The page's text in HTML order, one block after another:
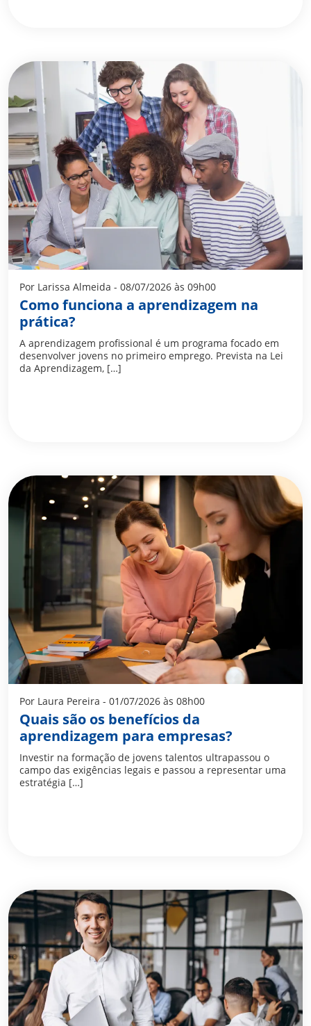
Por Larissa Almeida - 08/07/2026 às 09h00
Como funciona a aprendizagem na
prática?
A aprendizagem profissional é um programa focado em
desenvolver jovens no primeiro emprego. Prevista na Lei
da Aprendizagem, […]
Por Laura Pereira - 01/07/2026 às 08h00
Quais são os benefícios da
aprendizagem para empresas?
Investir na formação de jovens talentos ultrapassou o
campo das exigências legais e passou a representar uma
estratégia […]